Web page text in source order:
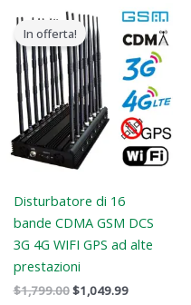
In offerta!
Disturbatore di 16
bande CDMA GSM DCS
3G 4G WIFI GPS ad alte
prestazioni
$1,799.00
Il
prezzo
originale
era:
$1,799.00.
$1,049.99
Il
prezzo
attuale
è:
$1,049.99.